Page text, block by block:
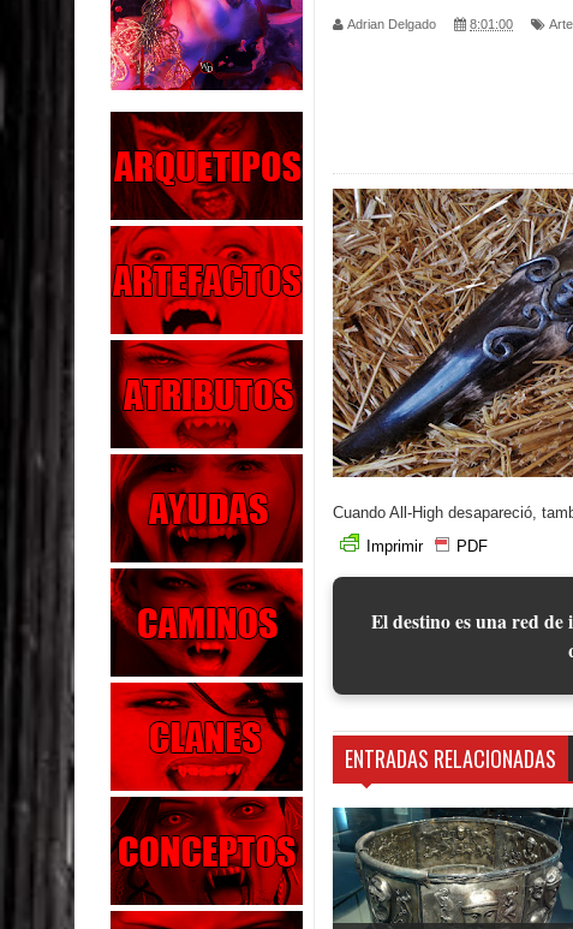
Parte 01: Escondido a Plena Luz
Parte 02: El Enemigo de mi Enemigo
Parte 06: Coletazos
Parte 05: Los Horrores del Infierno
Parte 04: Oídos Sordos
Parte 03: La Traición
Parte 02: Vuelve el Hijo Prodigo
Parte 03: Reflexiones
Parte 02: Un Bicho Raro
Adrian Delgado 8:01:00
Cuando All-High desapareció,
Imprimir
PDF
El destino es una red
ENTRADAS RELACIONADAS